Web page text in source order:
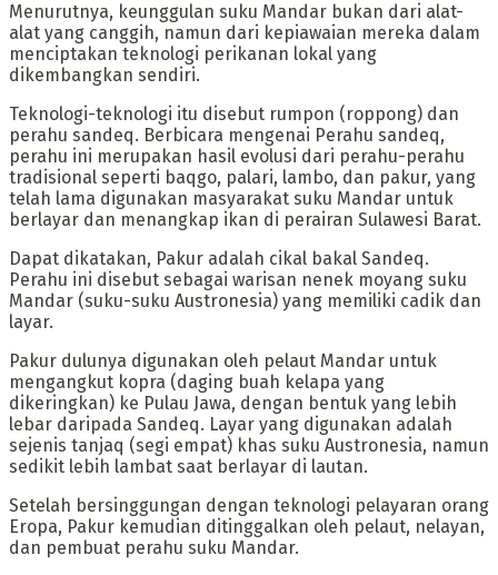
Menurutnya, keunggulan suku Mandar bukan dari alat-
alat yang canggih, namun dari kepiawaian mereka dalam
menciptakan teknologi perikanan lokal yang
dikembangkan sendiri.
Teknologi-teknologi itu disebut rumpon (roppong) dan
perahu sandeq. Berbicara mengenai Perahu sandeq,
perahu ini merupakan hasil evolusi dari perahu-perahu
tradisional seperti baqgo, palari, lambo, dan pakur, yang
telah lama digunakan masyarakat suku Mandar untuk
berlayar dan menangkap ikan di perairan Sulawesi Barat.
‎Dapat dikatakan, Pakur adalah cikal bakal Sandeq.
Perahu ini disebut sebagai warisan nenek moyang suku
Mandar (suku-suku Austronesia) yang memiliki cadik dan
layar.
Pakur dulunya digunakan oleh pelaut Mandar untuk
mengangkut kopra (daging buah kelapa yang
dikeringkan) ke Pulau Jawa, dengan bentuk yang lebih
lebar daripada Sandeq. Layar yang digunakan adalah
sejenis tanjaq (segi empat) khas suku Austronesia, namun
sedikit lebih lambat saat berlayar di lautan.
‎Setelah bersinggungan dengan teknologi pelayaran orang
Eropa, Pakur kemudian ditinggalkan oleh pelaut, nelayan,
dan pembuat perahu suku Mandar.